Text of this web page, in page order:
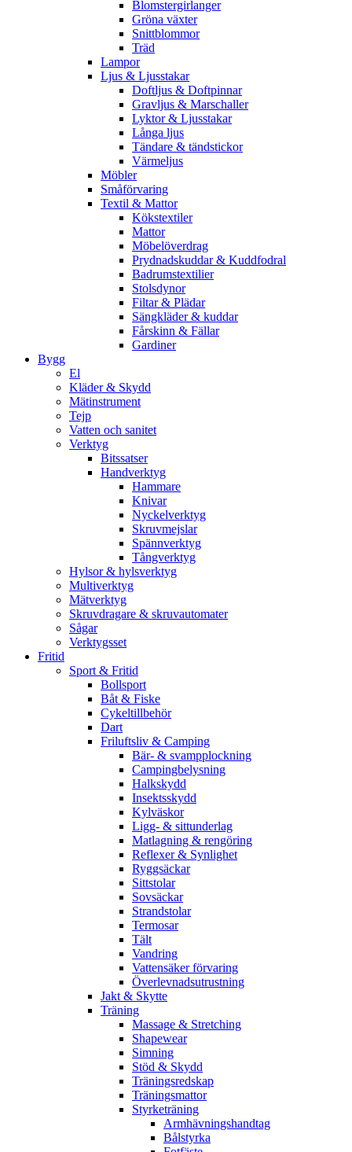
Blomstergirlanger
Gröna växter
Snittblommor
Träd
Lampor
Ljus & Ljusstakar
Doftljus & Doftpinnar
Gravljus & Marschaller
Lyktor & Ljusstakar
Långa ljus
Tändare & tändstickor
Värmeljus
Möbler
Småförvaring
Textil & Mattor
Kökstextiler
Mattor
Möbelöverdrag
Prydnadskuddar & Kuddfodral
Badrumstextilier
Stolsdynor
Filtar & Plädar
Sängkläder & kuddar
Fårskinn & Fällar
Gardiner
Bygg
El
Kläder & Skydd
Mätinstrument
Tejp
Vatten och sanitet
Verktyg
Bitssatser
Handverktyg
Hammare
Knivar
Nyckelverktyg
Skruvmejslar
Spännverktyg
Tångverktyg
Hylsor & hylsverktyg
Multiverktyg
Mätverktyg
Skruvdragare & skruvautomater
Sågar
Verktygsset
Fritid
Sport & Fritid
Bollsport
Båt & Fiske
Cykeltillbehör
Dart
Friluftsliv & Camping
Bär- & svampplockning
Campingbelysning
Halkskydd
Insektsskydd
Kylväskor
Ligg- & sittunderlag
Matlagning & rengöring
Reflexer & Synlighet
Ryggsäckar
Sittstolar
Sovsäckar
Strandstolar
Termosar
Tält
Vandring
Vattensäker förvaring
Överlevnadsutrustning
Jakt & Skytte
Träning
Massage & Stretching
Shapewear
Simning
Stöd & Skydd
Träningsredskap
Träningsmattor
Styrketräning
Armhävningshandtag
Bålstyrka